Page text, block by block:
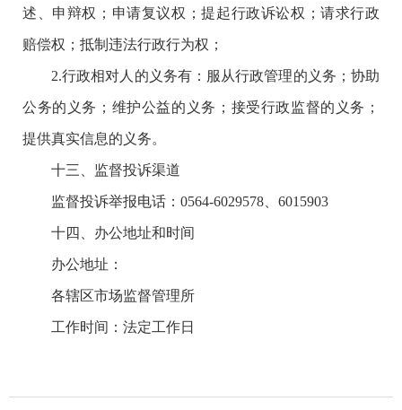
述、申辩权；申请复议权；提起行政诉讼权；请求行政
赔偿权；抵制违法行政行为权；
2.行政相对人的义务有：服从行政管理的义务；协助
公务的义务；维护公益的义务；接受行政监督的义务；
提供真实信息的义务。
十三、监督投诉渠道
监督投诉举报电话：0564-6029578、6015903
十四、办公地址和时间
办公地址：
各辖区市场监督管理所
工作时间：法定工作日